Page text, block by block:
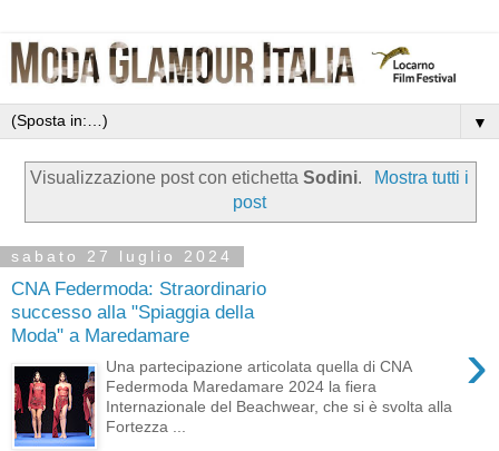
▼
Visualizzazione post con etichettaSodini.
Mostra tutti i
post
sabato 27 luglio 2024
CNA Federmoda: Straordinario
successo alla "Spiaggia della
Moda" a Maredamare
›
Una partecipazione articolata quella di CNA
Federmoda Maredamare 2024 la fiera
Internazionale del Beachwear, che si è svolta alla
Fortezza ...